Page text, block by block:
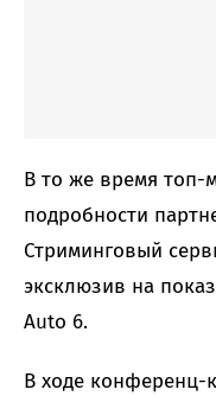
В то же время топ-
подробности
Стриминговый
эксклюзив на
Auto 6.
В ходе конференц-